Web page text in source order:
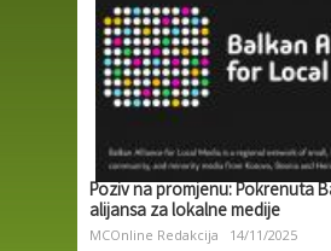
Poziv na promjenu: Pokrenuta
alijansa za lokalne medije
MCOnline Redakcija 14/11/2025